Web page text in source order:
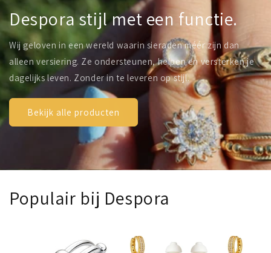
Despora stijl met een functie.
Wij geloven in een wereld waarin sieraden méér zijn dan
alleen versiering. Ze ondersteunen, helpen en versterken je
dagelijks leven. Zonder in te leveren op stijl.
Bekijk alle producten
Populair bij Despora